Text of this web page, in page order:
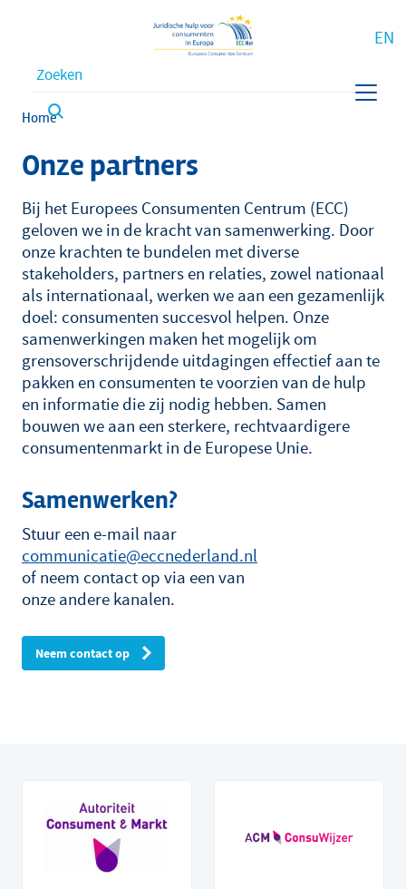
Waar bent u naar op zoek?
EN
Kruimelpad
Home
Onze partners
Bij het Europees Consumenten Centrum (ECC)
geloven we in de kracht van samenwerking. Door
onze krachten te bundelen met diverse
stakeholders, partners en relaties, zowel nationaal
als internationaal, werken we aan een gezamenlijk
doel: consumenten succesvol helpen. Onze
samenwerkingen maken het mogelijk om
grensoverschrijdende uitdagingen effectief aan te
pakken en consumenten te voorzien van de hulp
en informatie die zij nodig hebben. Samen
bouwen we aan een sterkere, rechtvaardigere
consumentenmarkt in de Europese Unie.
Samenwerken?
Stuur een e-mail naar
communicatie@eccnederland.nl
of neem contact op via een van
onze andere kanalen.
Neem contact op